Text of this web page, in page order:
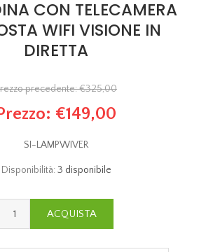
CON TELECAMERA
WIFI VISIONE IN
DIRETTA
precedente:€325,00
€149,00
SI-LAMPWIVER
Disponibilità: 3 disponibile